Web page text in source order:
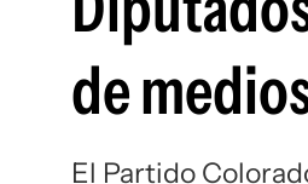
de
El Partido